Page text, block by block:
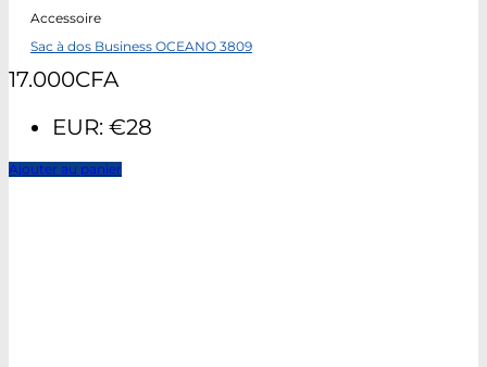
Accessoire
Sac à dos Business OCEANO 3809
17.000CFA
EUR: €28
Ajouter au panier